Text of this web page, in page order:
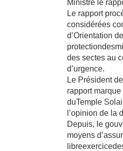
Ministre le
Le rapport
considérées
d’Orientation
des sectes au
d’urgence.
Le Président
rapport
duTemple
l’opinion de la
Depuis, le
moyens